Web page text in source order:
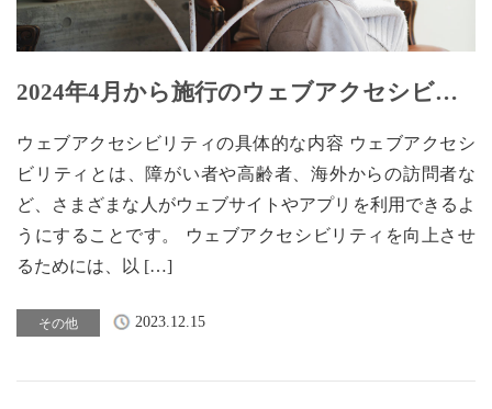
2024年4月から施行のウェブアクセシビリ
ウェブアクセシビリティの具体的な内容 ウェブアクセシ
ビリティとは、障がい者や高齢者、海外からの訪問者な
ど、さまざまな人がウェブサイトやアプリを利用できるよ
うにすることです。 ウェブアクセシビリティを向上させ
るためには、以 […]
その他 2023.12.15